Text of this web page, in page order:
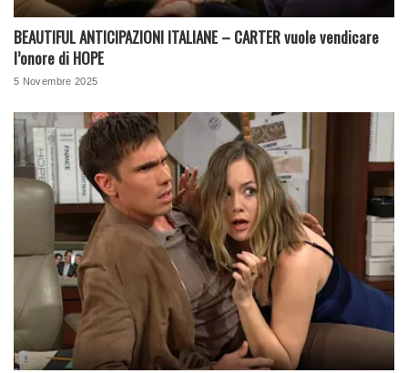
BEAUTIFUL ANTICIPAZIONI ITALIANE – CARTER vuole vendicare
l’onore di HOPE
5 Novembre 2025